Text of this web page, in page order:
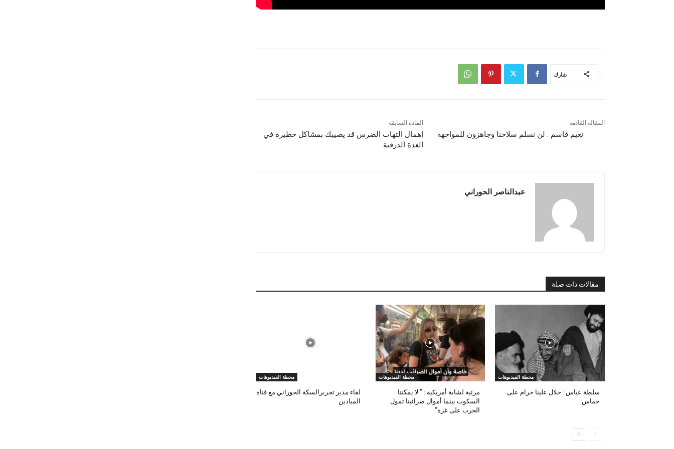
شارك
المادة السابقة
إهمال التهاب الضرس قد يصيبك بمشاكل خطيرة في
الغدة الدرقية
المقالة القادمة
نعيم قاسم : لن نسلم سلاحنا وجاهزون للمواجهة
عبدالناصر الحوراني
مقالات ذات صلة
محطة الفيديوهات
سلطة عباس : حلال علينا حرام على
حماس
محطة الفيديوهات
مرئية لشابة أمريكية : ” لا يمكننا
السكوت بينما أموال ضرائبنا تمول
الحرب على غزة”
محطة الفيديوهات
لقاء مدير تحريرالسكة الحوراني مع قناة
الميادين